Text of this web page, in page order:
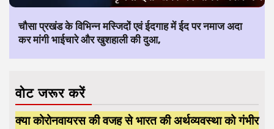
चौसा प्रखंड के विभिन्न मस्जिदों एवं ईदगाह में ईद पर नमाज अदा
कर मांगी भाईचारे और खुशहाली की दुआ,
वोट जरूर करें
क्या कोरोनवायरस की वजह से भारत की अर्थव्यवस्था को गंभीर